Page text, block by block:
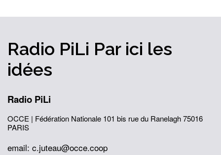
Radio PiLi Par ici les
idées
Radio PiLi
OCCE | Fédération Nationale 101 bis rue du Ranelagh75016
PARIS
email: c.juteau@occe.coop